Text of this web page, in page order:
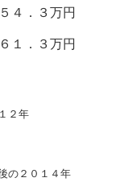
４．３万円
１．３万円
２年
の２０１４年